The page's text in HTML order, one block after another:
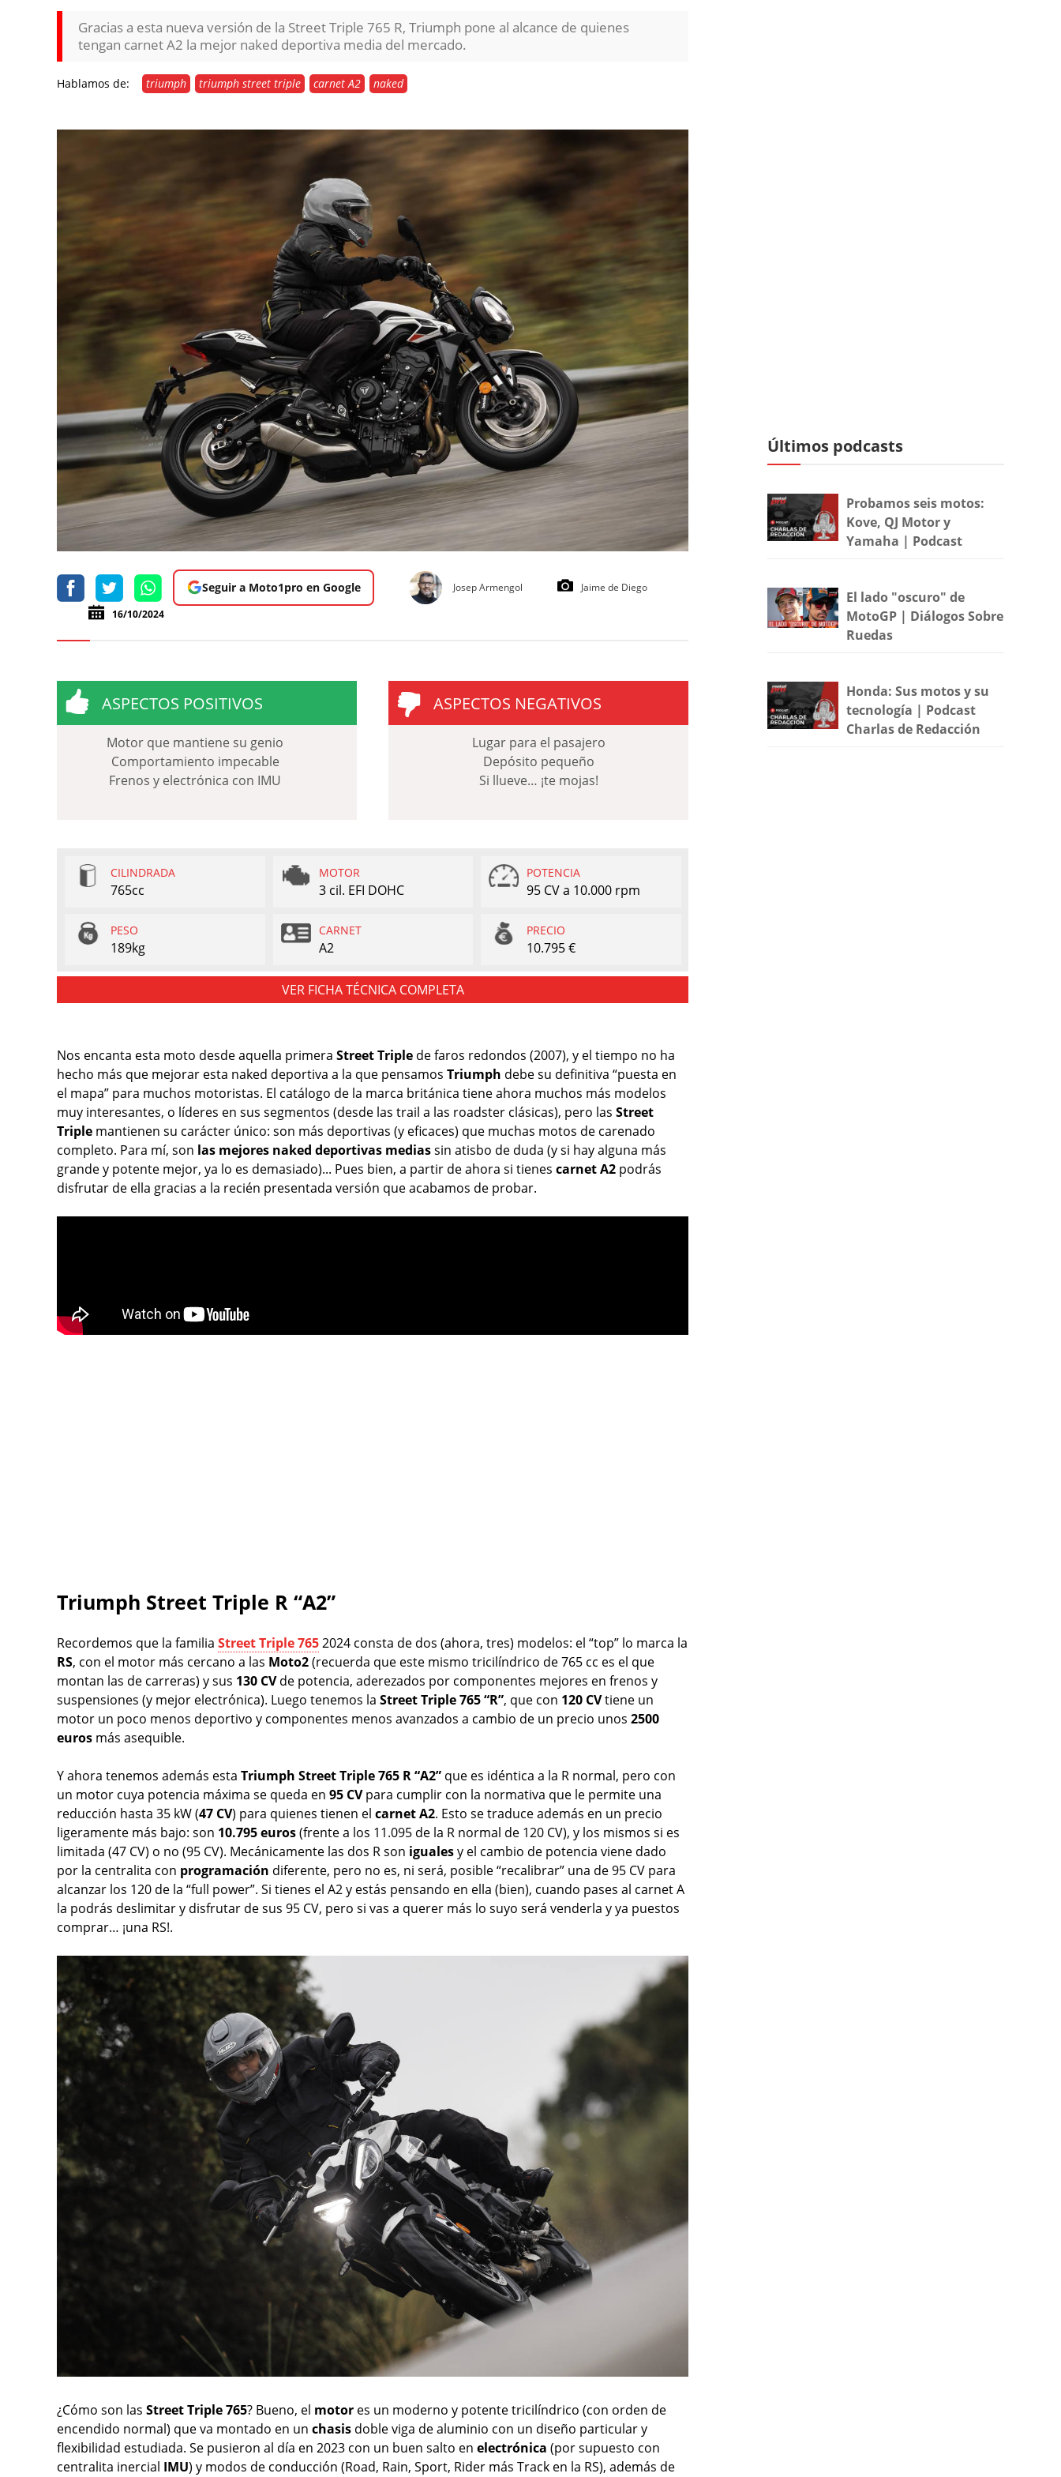
Gracias a esta nueva versión de la Street Triple 765 R, Triumph pone al alcance de quienes
tengan carnet A2 la mejor naked deportiva media del mercado.
Hablamos de: triumph triumph street triple carnet A2 naked
Seguir a Moto1pro en Google Josep Armengol
Jaime de Diego
16/10/2024
ASPECTOS POSITIVOS
Motor que mantiene su genio
Comportamiento impecable
Frenos y electrónica con IMU
ASPECTOS NEGATIVOS
Lugar para el pasajero
Depósito pequeño
Si llueve… ¡te mojas!
CILINDRADA
765cc
MOTOR
3 cil. EFI DOHC
POTENCIA
95 CV a 10.000 rpm
PESO
189kg
CARNET
A2
PRECIO
10.795 €
VER FICHA TÉCNICA COMPLETA
Nos encanta esta moto desde aquella primera Street Triple de faros redondos (2007), y el tiempo no ha
hecho más que mejorar esta naked deportiva a la que pensamos Triumph debe su definitiva “puesta en
el mapa” para muchos motoristas. El catálogo de la marca británica tiene ahora muchos más modelos
muy interesantes, o líderes en sus segmentos (desde las trail a las roadster clásicas), pero las Street
Triple mantienen su carácter único: son más deportivas (y eficaces) que muchas motos de carenado
completo. Para mí, son las mejores naked deportivas mediassin atisbo de duda (y si hay alguna más
grande y potente mejor, ya lo es demasiado)... Pues bien, a partir de ahora si tienes carnet A2 podrás
disfrutar de ella gracias a la recién presentada versión que acabamos de probar.
Triumph Street Triple R “A2”
Recordemos que la familia Street Triple 7652024 consta de dos (ahora, tres) modelos: el “top” lo marca la
RS, con el motor más cercano a las Moto2(recuerda que este mismo tricilíndrico de 765 cc es el que
montan las de carreras) y sus 130 CVde potencia, aderezados por componentes mejores en frenos y
suspensiones (y mejor electrónica). Luego tenemos la Street Triple 765 “R”, que con 120 CVtiene un
motor un poco menos deportivo y componentes menos avanzados a cambio de un precio unos 2500
euros más asequible.
Y ahora tenemos además esta Triumph Street Triple 765 R “A2” que es idéntica a la R normal, pero con
un motor cuya potencia máxima se queda en 95 CVpara cumplir con la normativa que le permite una
reducción hasta 35 kW (47 CV) para quienes tienen el carnet A2. Esto se traduce además en un precio
ligeramente más bajo: son 10.795 euros(frente a los 11.095 de la R normal de 120 CV), y los mismos si es
limitada (47 CV) o no (95 CV). Mecánicamente las dos R son igualesy el cambio de potencia viene dado
por la centralita con programación diferente, pero no es, ni será, posible “recalibrar” una de 95 CV para
alcanzar los 120 de la “full power”. Si tienes el A2 y estás pensando en ella (bien), cuando pases al carnet A
la podrás deslimitar y disfrutar de sus 95 CV, pero si vas a querer más lo suyo será venderla y ya puestos
comprar… ¡una RS!.
¿Cómo son las Street Triple 765? Bueno, el motor es un moderno y potente tricilíndrico (con orden de
encendido normal) que va montado en un chasis doble viga de aluminio con un diseño particular y
flexibilidad estudiada. Se pusieron al día en 2023 con un buen salto en electrónica (por supuesto con
centralita inercial IMU) y modos de conducción (Road, Rain, Sport, Rider más Track en la RS), además de
Últimos podcasts
Probamos seis motos:
Kove, QJ Motor y
Yamaha | Podcast
El lado "oscuro" de
MotoGP | Diálogos Sobre
Ruedas
Honda: Sus motos y su
tecnología | Podcast
Charlas de Redacción